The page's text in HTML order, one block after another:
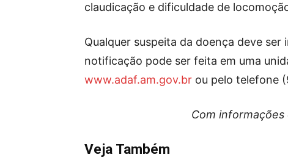
claudicação e dificuldade de
Qualquer suspeita da doença deve
notificação pode ser feita em uma
www.adaf.am.gov.br ou pelo telefone
Com informações
Veja Também